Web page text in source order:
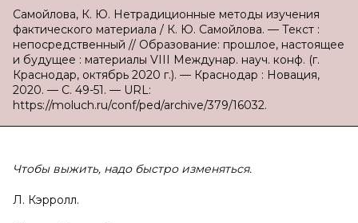
Самойлова, К. Ю. Нетрадиционные методы изучения
фактического материала / К. Ю. Самойлова. — Текст :
непосредственный // Образование: прошлое, настоящее
и будущее : материалы VIII Междунар. науч. конф. (г.
Краснодар, октябрь 2020 г.). — Краснодар : Новация,
2020. — С. 49-51. — URL:
https://moluch.ru/conf/ped/archive/379/16032.
Чтобы выжить, надо быстро изменяться.
Л. Кэрролл.